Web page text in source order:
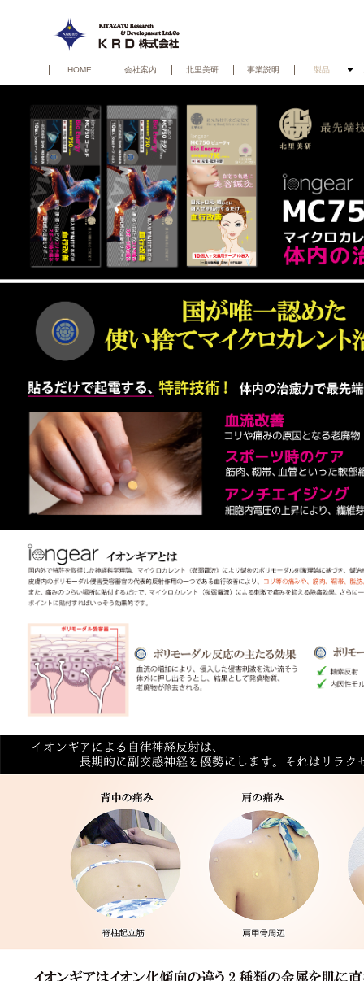
HOME 会社案内 北里美研 事業説明 製品